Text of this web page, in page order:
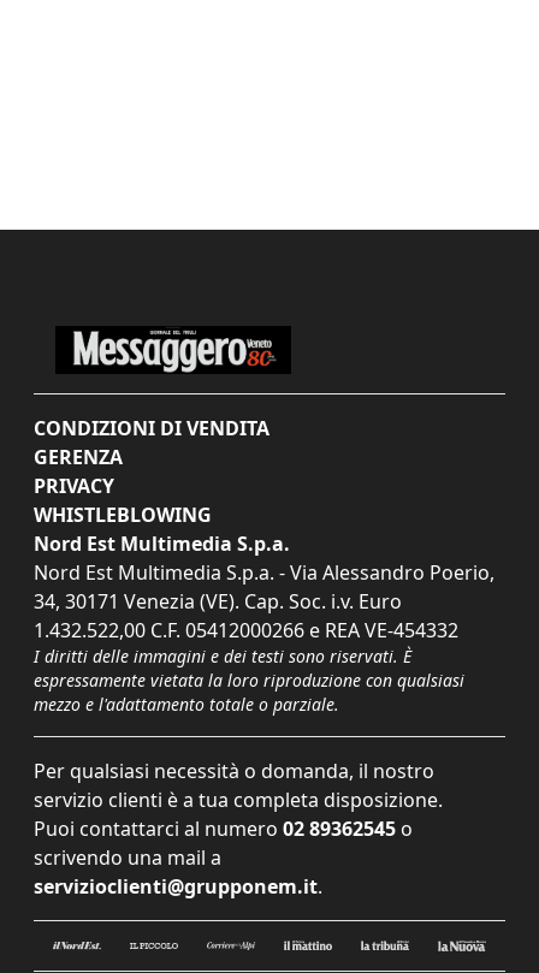
CONDIZIONI DI VENDITA
GERENZA
PRIVACY
WHISTLEBLOWING
Nord Est Multimedia S.p.a.
Nord Est Multimedia S.p.a. - Via Alessandro Poerio,
34, 30171 Venezia (VE). Cap. Soc. i.v. Euro
1.432.522,00 C.F. 05412000266 e REA VE-454332
I diritti delle immagini e dei testi sono riservati. È
espressamente vietata la loro riproduzione con qualsiasi
mezzo e l'adattamento totale o parziale.
Per qualsiasi necessità o domanda, il nostro
servizio clienti è a tua completa disposizione.
Puoi contattarci al numero 02 89362545 o
scrivendo una mail a
servizioclienti@grupponem.it.